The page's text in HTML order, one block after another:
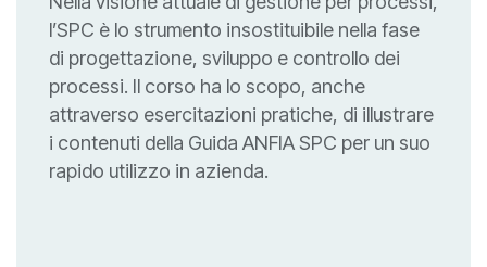
l’SPC è lo strumento insostituibile nella fase
di progettazione, sviluppo e controllo dei
processi. Il corso ha lo scopo, anche
attraverso esercitazioni pratiche, di illustrare
i contenuti della Guida ANFIA SPC per un suo
rapido utilizzo in azienda.